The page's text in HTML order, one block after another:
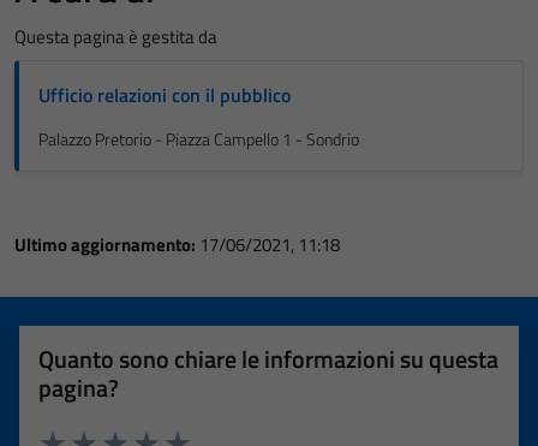
Questa pagina è gestita da
Ufficio relazioni con il pubblico
Palazzo Pretorio - Piazza Campello 1 - Sondrio
Ultimo aggiornamento: 17/06/2021, 11:18
Quanto sono chiare le informazioni su questa
pagina?